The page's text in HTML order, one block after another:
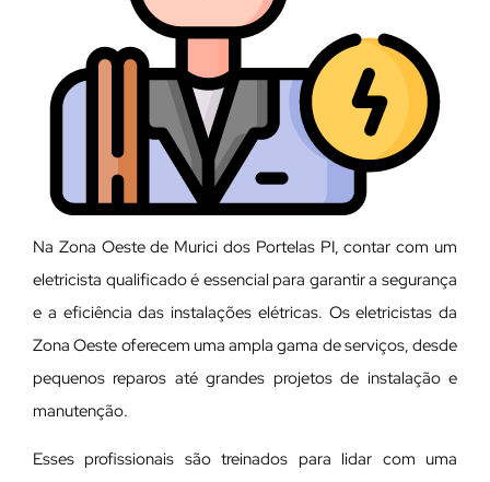
Na Zona Oeste de Murici dos Portelas PI, contar com um
eletricista qualificado é essencial para garantir a segurança
e a eficiência das instalações elétricas. Os eletricistas da
Zona Oeste oferecem uma ampla gama de serviços, desde
pequenos reparos até grandes projetos de instalação e
manutenção.
Esses profissionais são treinados para lidar com uma